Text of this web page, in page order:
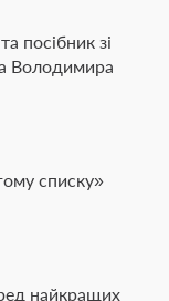
посібник зі
Володимира
списку»
найкращих